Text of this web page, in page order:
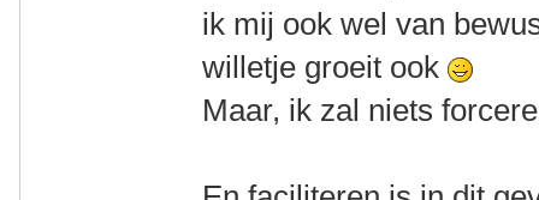
ik mij ook wel van
willetje groeit ook
Maar, ik zal niets